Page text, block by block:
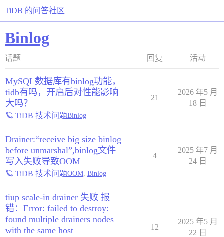
TiDB 的问答社区
Binlog
话题 回复 活动
MySQL数据库有binlog功能，
tidb有吗，开启后对性能影响
大吗？
🪐 TiDB 技术问题Binlog
21
2026 年5 月
18 日
Drainer:“receive big size binlog
before unmarshal”,binlog文件
写入失败导致OOM
🪐 TiDB 技术问题OOM Binlog
4
2025 年7 月
24 日
tiup scale-in drainer 失败 报
错：Error: failed to destroy:
found multiple drainers nodes
with the same host
12
2025 年5 月
22 日